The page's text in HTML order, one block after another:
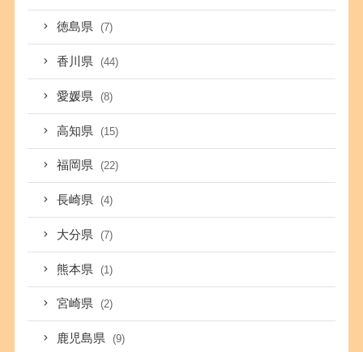
徳島県 (7)
香川県 (44)
愛媛県 (8)
高知県 (15)
福岡県 (22)
長崎県 (4)
大分県 (7)
熊本県 (1)
宮崎県 (2)
鹿児島県 (9)